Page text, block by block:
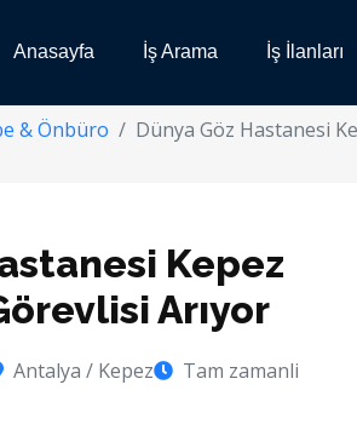
Anasayfa İş Arama İş İlanları
& Önbüro Dünya Göz Hastanesi
Kepez
Arıyor
Antalya / Kepez Tam zamanli